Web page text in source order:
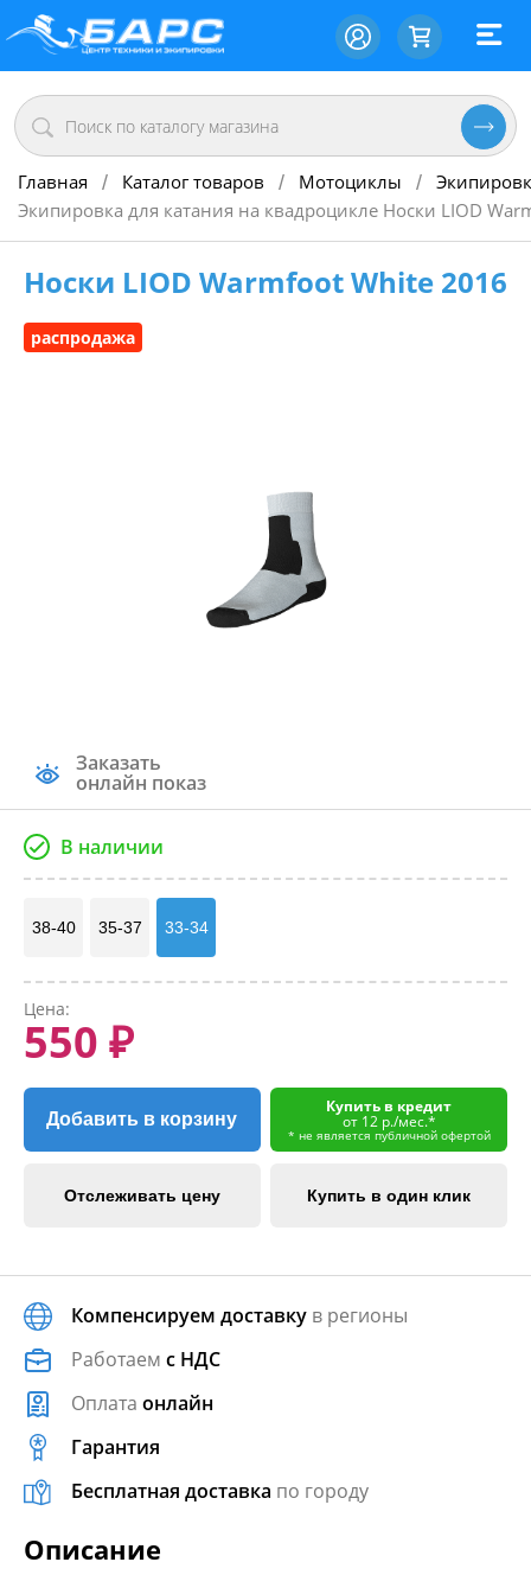
Главная / Каталог товаров / Мотоциклы /
Экипировка для катания на квадроцикле Носки LIOD
Носки LIOD Warmfoot White 2016
распродажа
Заказать
онлайн показ
В наличии
38-40 35-37 33-34
Цена:
550 ₽
Добавить в корзину
Купить в кредит
от 12 р./мес.*
* не является публичной офертой
Отслеживать цену Купить в один клик
Компенсируем доставку в регионы
Работаем с НДС
Оплата онлайн
Гарантия
Бесплатная доставка по городу
Описание